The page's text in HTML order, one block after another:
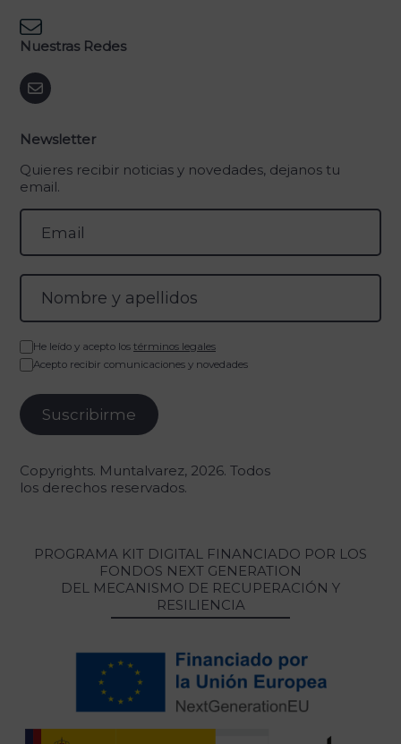
Nuestras Redes
Newsletter
Quieres recibir noticias y novedades, dejanos tu
email.
He leído y acepto los términos legales
Acepto recibir comunicaciones y novedades
Copyrights. Muntalvarez, 2026. Todos
los derechos reservados.
PROGRAMA KIT DIGITAL FINANCIADO POR LOS
FONDOS NEXT GENERATION
DEL MECANISMO DE RECUPERACIÓN Y
RESILIENCIA